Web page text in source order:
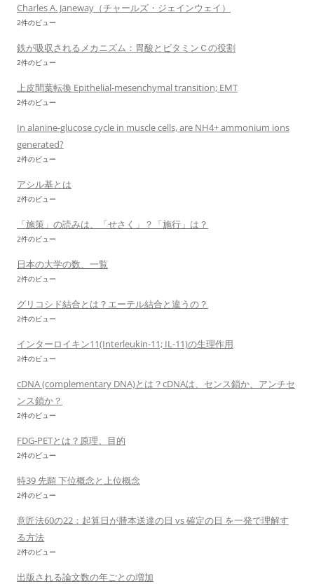
Charles A. Janeway（チャールズ・ジェインウェイ）
2件のビュー
鉄が吸収されるメカニズム：胃酸とビタミンＣの役割
2件のビュー
上皮間葉転換 Epithelial-mesenchymal transition; EMT
2件のビュー
In alanine-glucose cycle in muscle cells, are NH4+ ammonium ions
generated?
2件のビュー
アシル基とは
2件のビュー
「施策」の読みは、「せさく」？「施行」は？
2件のビュー
日本の大学の数、一覧
2件のビュー
グリコシド結合とは？エーテル結合と違うの？
2件のビュー
インターロイキン11(Interleukin-11; IL-11)の生理作用
2件のビュー
cDNA (complementary DNA)とは？cDNAは、センス鎖か、アンチセ
ンス鎖か？
2件のビュー
FDG-PETとは？原理、目的
2件のビュー
特39 先願 下位概念と上位概念
2件のビュー
意匠法60の22：起算日が謄本送達の日 vs 確定の日 を一発で理解す
る方法
2件のビュー
出版される論文数の年ごとの増加